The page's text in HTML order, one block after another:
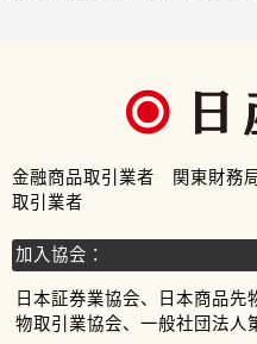
金融商品取引業者 関東財務
取引業者
加入協会：
日本証券業協会、日本商品
物取引業協会、一般社団法人